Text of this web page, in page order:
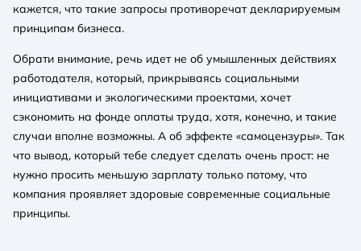
кажется, что такие запросы противоречат декларируемым
принципам бизнеса.
Обрати внимание, речь идет не об умышленных действиях
работодателя, который, прикрываясь социальными
инициативами и экологическими проектами, хочет
сэкономить на фонде оплаты труда, хотя, конечно, и такие
случаи вполне возможны. А об эффекте «самоцензуры». Так
что вывод, который тебе следует сделать очень прост: не
нужно просить меньшую зарплату только потому, что
компания проявляет здоровые современные социальные
принципы.